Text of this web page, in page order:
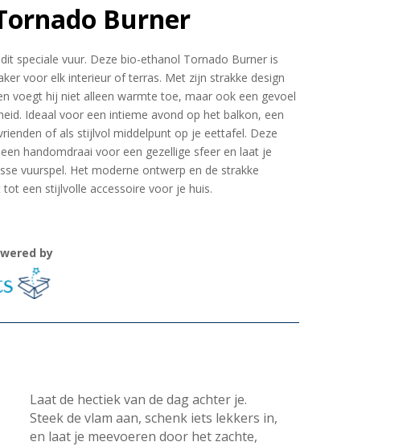
Burner
speciale vuur. Deze bio-ethanol Tornado Burner is
voor elk interieur of terras. Met zijn strakke design
voegt hij niet alleen warmte toe, maar ook een gevoel
Ideaal voor een intieme avond op het balkon, een
of als stijlvol middelpunt op je eettafel. Deze
handomdraai voor een gezellige sfeer en laat je
vuurspel. Het moderne ontwerp en de strakke
een stijlvolle accessoire voor je huis.
by
Laat de hectiek van de dag achter je.
Steek de vlam aan, schenk iets lekkers in,
en laat je meevoeren door het zachte,